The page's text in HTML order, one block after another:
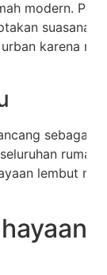
modern.
suasana
karena
sebagai
lembut